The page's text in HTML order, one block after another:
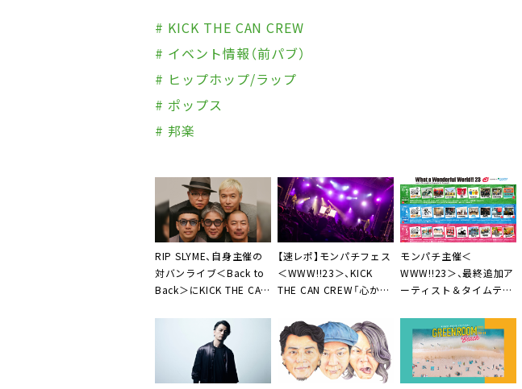
# KICK THE CAN CREW
# イベント情報（前パブ）
# ヒップホップ/ラップ
# ポップス
# 邦楽
RIP SLYME、自身主催の
対バンライブ＜Back to
Back＞にKICK THE CAN
Dragon Ash出演決定
【速レポ】モンパチフェス
＜WWW!!23＞、KICK
THE CAN CREW「心から
ます、“まだ何も終わっち
ゃいないぜ”」
モンパチ主催＜
WWW!!23＞、最終追加ア
ーティスト＆タイムテー